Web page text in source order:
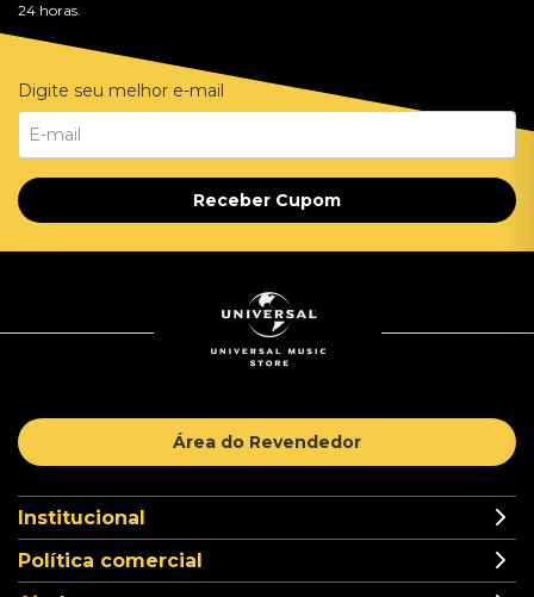
24 horas.
Digite seu melhor e-mail
Receber Cupom
Área do Revendedor
Institucional
Política comercial